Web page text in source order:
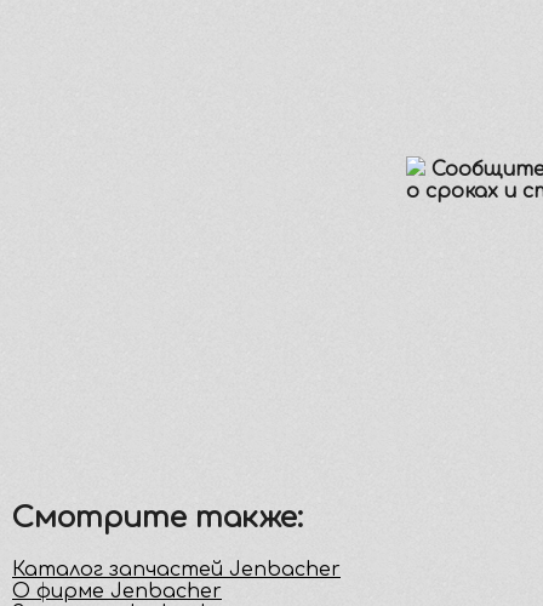
о сроках и
Смотрите также:
Каталог запчастей Jenbacher
О фирме Jenbacher